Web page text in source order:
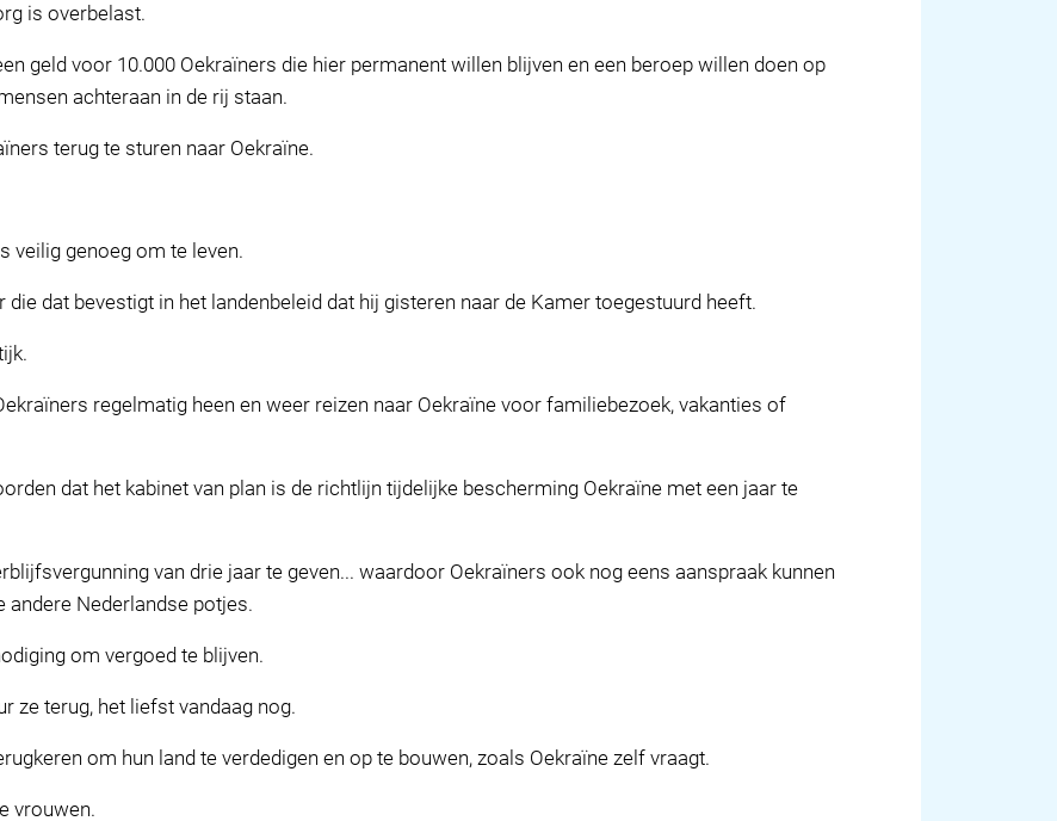
is overbelast.
geld voor 10.000 Oekraïners die hier permanent willen blijven en een beroep willen doen op
achteraan in de rij staan.
terug te sturen naar Oekraïne.
veilig genoeg om te leven.
dat bevestigt in het landenbeleid dat hij gisteren naar de Kamer toegestuurd heeft.
regelmatig heen en weer reizen naar Oekraïne voor familiebezoek, vakanties of
dat het kabinet van plan is de richtlijn tijdelijke bescherming Oekraïne met een jaar te
van drie jaar te geven... waardoor Oekraïners ook nog eens aanspraak kunnen
andere Nederlandse potjes.
om vergoed te blijven.
ze terug, het liefst vandaag nog.
om hun land te verdedigen en op te bouwen, zoals Oekraïne zelf vraagt.
vrouwen.